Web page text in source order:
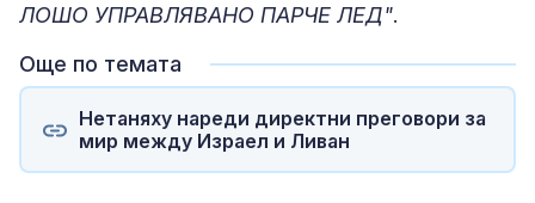
ЛОШО УПРАВЛЯВАНО ПАРЧЕ ЛЕД".
Още по темата
Нетаняху нареди директни преговори за
мир между Израел и Ливан